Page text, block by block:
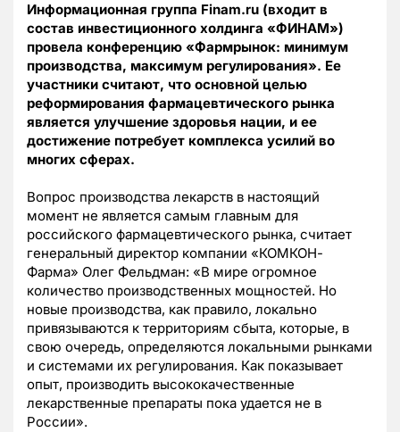
Информационная группа Finam.ru (входит в
состав инвестиционного холдинга «ФИНАМ»)
провела конференцию «Фармрынок: минимум
производства, максимум регулирования». Ее
участники считают, что основной целью
реформирования фармацевтического рынка
является улучшение здоровья нации, и ее
достижение потребует комплекса усилий во
многих сферах.
Вопрос производства лекарств в настоящий
момент не является самым главным для
российского фармацевтического рынка, считает
генеральный директор компании «КОМКОН-
Фарма» Олег Фельдман: «В мире огромное
количество производственных мощностей. Но
новые производства, как правило, локально
привязываются к территориям сбыта, которые, в
свою очередь, определяются локальными рынками
и системами их регулирования. Как показывает
опыт, производить высококачественные
лекарственные препараты пока удается не в
России».